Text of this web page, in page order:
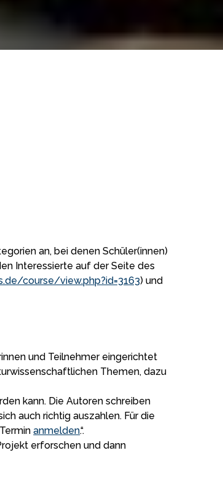
an, bei denen Schüler(innen)
Interessierte auf der Seite des
course/view.php?id=3163) und
und Teilnehmer eingerichtet
Themen, dazu
kann. Die Autoren schreiben
auch richtig auszahlen. Für die
anmelden.“.
erforschen und dann